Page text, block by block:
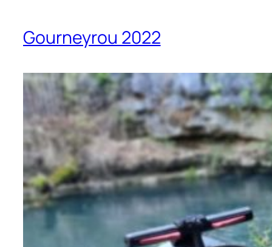
Gourneyrou 2022